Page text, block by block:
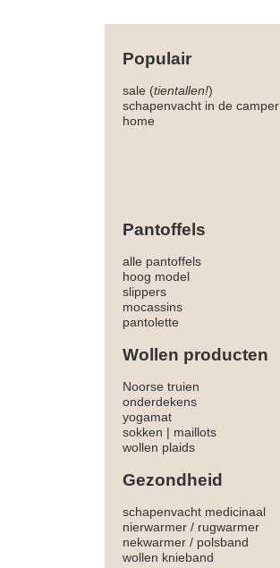
Populair
sale (tientallen!)
schapenvacht in de camper
home
Pantoffels
alle pantoffels
hoog model
slippers
mocassins
pantolette
Wollen producten
Noorse truien
onderdekens
yogamat
sokken | maillots
wollen plaids
Gezondheid
schapenvacht medicinaal
nierwarmer / rugwarmer
nekwarmer / polsband
wollen knieband